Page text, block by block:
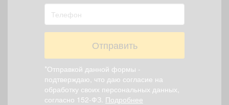
Отправить
*Отправкой данной формы -
подтверждаю, что даю согласие на
обработку своих персональных данных,
согласно 152-ФЗ. Подробнее